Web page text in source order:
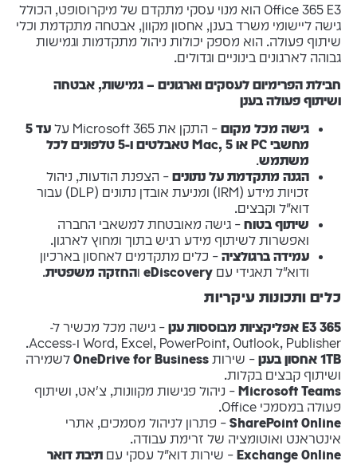
Office 365 E3 הוא מנוי עסקי מתקדם של מיקרוסופט, הכולל
גישה ליישומי משרד בענן, אחסון מקוון, אבטחה מתקדמת וכלי
שיתוף פעולה. הוא מספק יכולות ניהול מתקדמות וגמישות
גבוהה לארגונים בינוניים וגדולים.
חבילת הפרימיום לעסקים וארגונים – גמישות, אבטחה
ושיתוף פעולה בענן
גישה מכל מקום– התקן את Microsoft 365 על
עד 5
מחשבי PC או Mac, 5 טאבלטים ו-5 טלפונים לכל
משתמש.
הגנה מתקדמת על נתונים– הצפנת הודעות, ניהול
זכויות מידע (IRM) ומניעת אובדן נתונים (DLP) עבור
דוא"ל וקבצים.
שיתוף בטוח– גישה מאובטחת למשאבי החברה
ואפשרות לשיתוף מידע רגיש בתוך ומחוץ לארגון.
עמידה ברגולציה– כלים מתקדמים לאחסון בארכיון
ודוא"ל תאגידי עם eDiscoveryוהחזקה משפטית.
כלים ותכונות עיקריות
365 E3 אפליקציות מבוססות ענן
– גישה מכל מכשיר ל-
Word, Excel, PowerPoint, Outlook, Publisher ו-Access.
1TB אחסון בענן
– שירותOneDrive for Businessלשמירה
ושיתוף קבצים בקלות.
Microsoft Teams– ניהול פגישות מקוונות, צ'אט, ושיתוף
פעולה במסמכי Office.
SharePoint Online– פתרון לניהול מסמכים, אתרי
אינטראנט ואוטומציה של זרימת עבודה.
Exchange Online– שירות דוא"ל עסקי עם תיבת דואר